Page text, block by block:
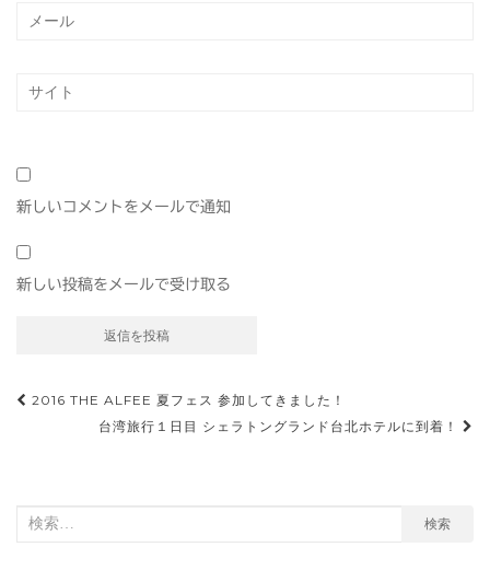
新しいコメントをメールで通知
新しい投稿をメールで受け取る
投
ゲ
2016 THE ALFEE 夏フェス 参加してきました！
台湾旅行１日目 シェラトングランド台北ホテルに到着！
検
検索